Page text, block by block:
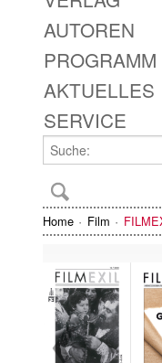
AUTOREN
PROGRAMM
AKTUELLES
SERVICE
Home Film